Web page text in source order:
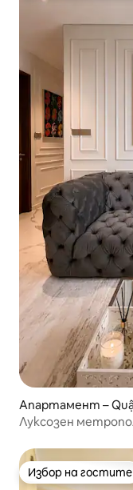
Апартамент –
Луксозен
Избор на гостите
Избор на гостите